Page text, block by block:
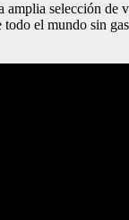
selección
el mundo sin